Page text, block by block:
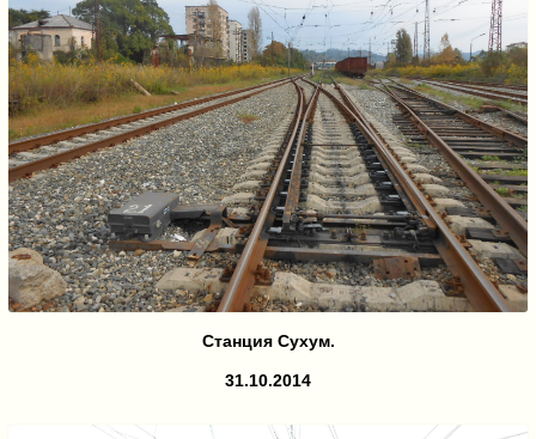
Станция Сухум.
31.10.2014